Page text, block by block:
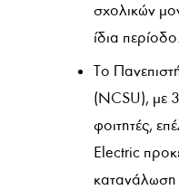
σχολικών
ίδια περίοδο.
Το
(NCSU), με
φοιτητές,
Electric
κατανάλωση